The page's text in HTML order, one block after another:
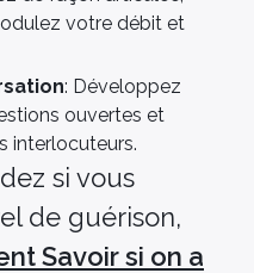
votre débit et
: Développez
ouvertes et
interlocuteurs.
si vous
de guérison,
Savoir si on a